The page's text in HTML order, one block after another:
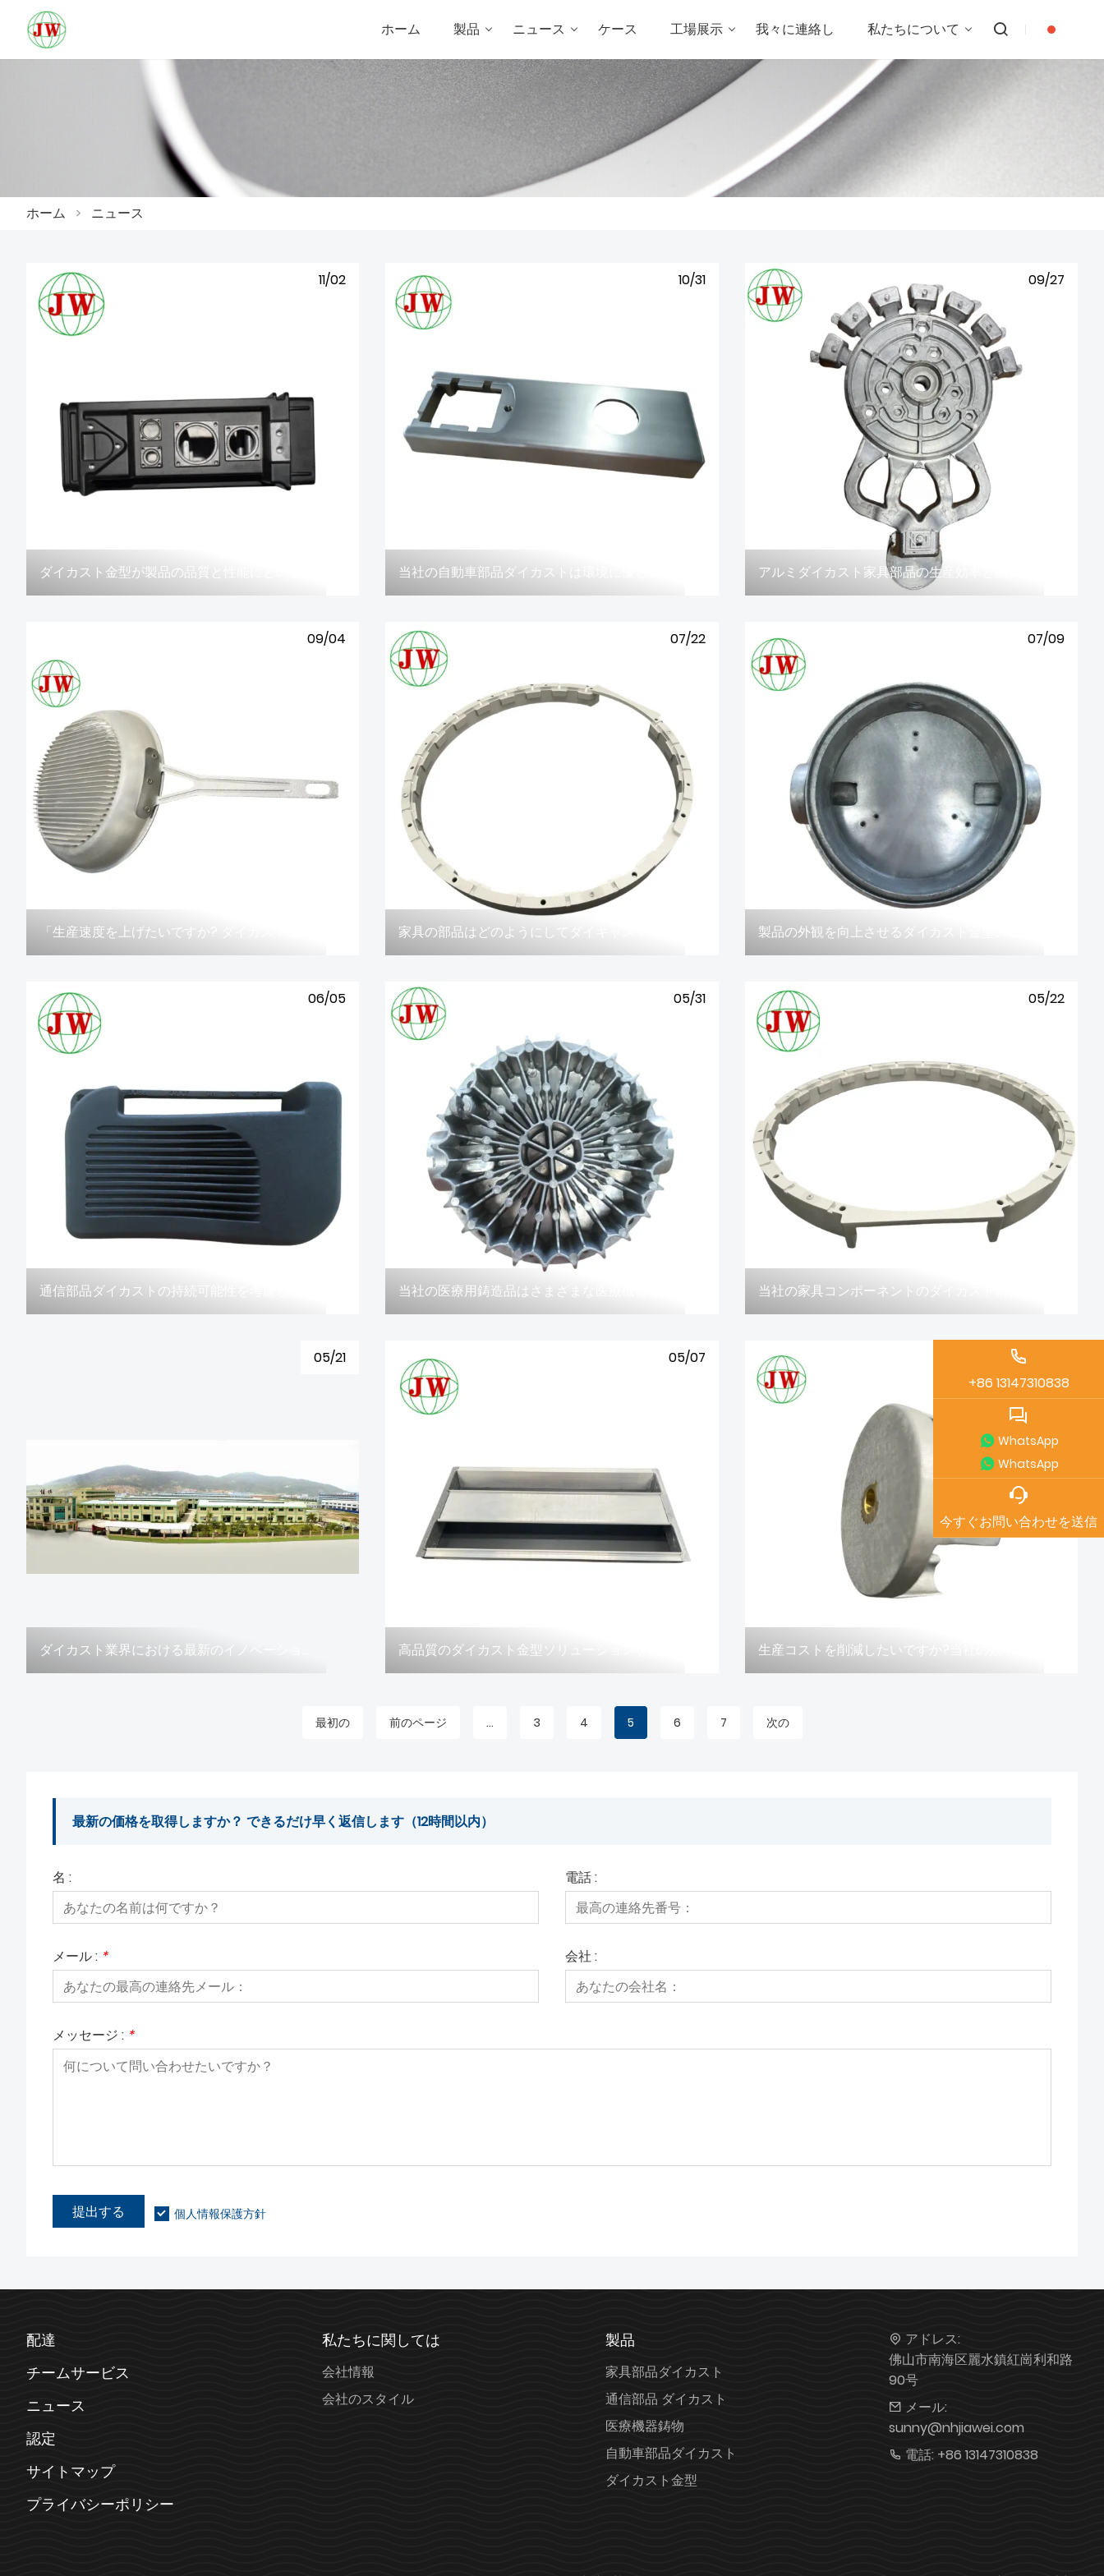
ホーム 製品 ニュース ケース 工場展示 我々に連絡し 私たちについて
ホーム > ニュース
11/02 10/31 09/27
09/04 07/22 07/09
06/05 05/31 05/22
05/21 05/07
最初の 前のページ ... 3 4 5 6 7 次の
最新の価格を取得しますか？ できるだけ早く返信します（12時間以内）
名 : 電話 :
メール : * 会社 :
メッセージ : *
提出する 個人情報保護方針
配達
チームサービス
ニュース
認定
サイトマップ
プライバシーポリシー
私たちに関しては
会社情報
会社のスタイル
製品
家具部品ダイカスト
通信部品 ダイカスト
医療機器鋳物
自動車部品ダイカスト
ダイカスト金型
アドレス:
佛山市南海区麗水鎮紅崗利和路
90号
メール:
sunny@nhjiawei.com
電話: +86 13147310838
+86 13147310838
WhatsApp
WhatsApp
今すぐお問い合わせを送信